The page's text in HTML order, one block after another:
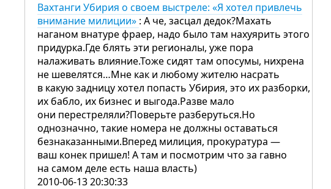
Вахтанги Убирия о своем выстреле: «Я хотел привлечь
внимание милиции» : А че, засцал дедок?Махать
наганом внатуре фраер, надо было там нахуярить этого
придурка.Где блять эти регионалы, уже пора
налаживать влияние.Тоже сидят там опосумы, нихрена
не шевелятся…Мне как и любому жителю насрать
в какую задницу хотел попасть Убирия, это их разборки,
их бабло, их бизнес и выгода.Разве мало
они перестреляли?Поверьте разберуться.Но
однозначно, такие номера не должны оставаться
безнаказанными.Вперед милиция, прокуратура —
ваш конек пришел! А там и посмотрим что за гавно
на самом деле есть наша власть)
2010-06-13 20:30:33